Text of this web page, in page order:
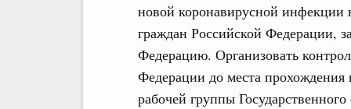
новой коронавирусной инфекции
граждан Российской Федерации,
Федерацию. Организовать
Федерации до места
рабочей группы